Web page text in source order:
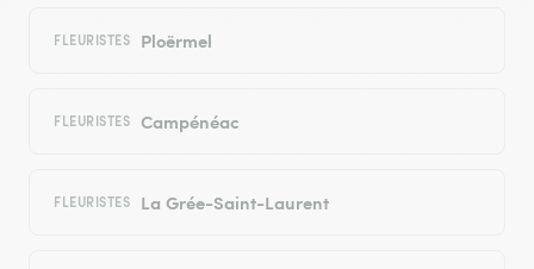
FLEURISTES Ploërmel
FLEURISTES Campénéac
FLEURISTES La Grée-Saint-Laurent